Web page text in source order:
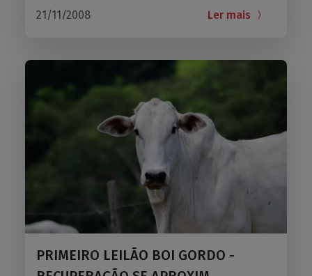
21/11/2008 Ler mais
PRIMEIRO LEILÃO BOI GORDO -